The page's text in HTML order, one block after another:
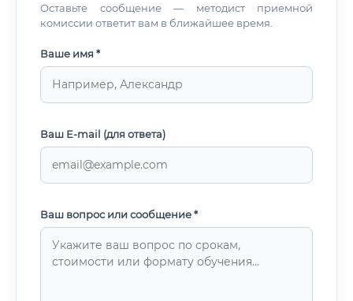
Оставьте сообщение — методист приемной
комиссии ответит вам в ближайшее время.
Ваше имя *
Ваш E-mail (для ответа)
Ваш вопрос или сообщение *